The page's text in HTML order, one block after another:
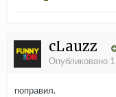
cLauzz
Опубликовано
поправил.